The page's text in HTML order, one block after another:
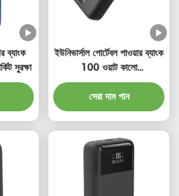
ব্যাংক
সুরক্ষা
ইউনিভার্সাল পোর্টেবল পাওয়ার ব্যাংক
100 ওয়াট কালো
200000mAh
150*73*34.5mm
সেরা দাম পান